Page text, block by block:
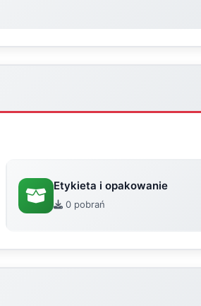
Etykieta i opakowanie
0 pobrań